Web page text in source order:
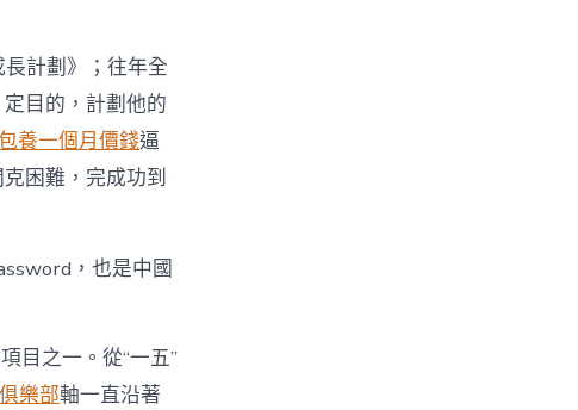
計劃》；往年全
目的，計劃他的
養一個月價錢逼
困難，完成功到
，也是中國
目之一。從“一五”
樂部軸一直沿著